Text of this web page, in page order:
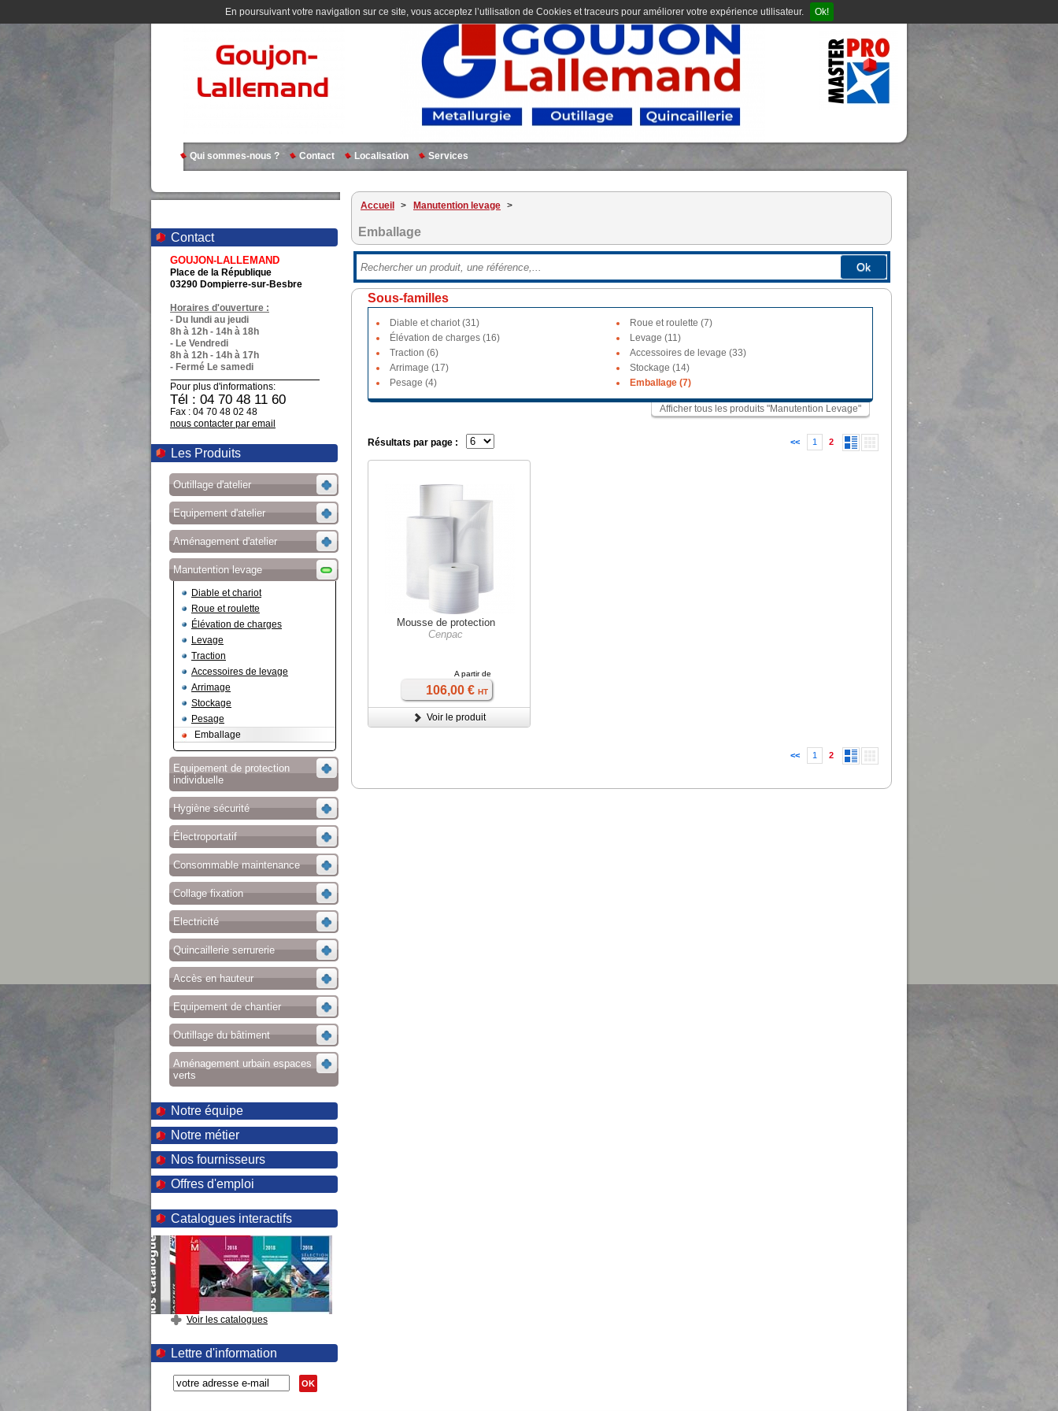
En poursuivant votre navigation sur ce site, vous acceptez l’utilisation de Cookies et traceurs pour améliorer votre expérience utilisateur. Ok!
Qui sommes-nous ? Contact Localisation Services
Contact
GOUJON-LALLEMAND
Place de la République
03290 Dompierre-sur-Besbre
Horaires d'ouverture :
- Du lundi au jeudi
8h à 12h - 14h à 18h
- Le Vendredi
8h à 12h - 14h à 17h
- Fermé Le samedi
Pour plus d'informations:
Tél : 04 70 48 11 60
Fax : 04 70 48 02 48
nous contacter par email
Les Produits
Outillage d'atelier
Equipement d'atelier
Aménagement d'atelier
Manutention levage
Diable et chariot
Roue et roulette
Élévation de charges
Levage
Traction
Accessoires de levage
Arrimage
Stockage
Pesage
Emballage
Equipement de protection
individuelle
Hygiène sécurité
Électroportatif
Consommable maintenance
Collage fixation
Electricité
Quincaillerie serrurerie
Accès en hauteur
Equipement de chantier
Outillage du bâtiment
Aménagement urbain espaces
verts
Notre équipe
Notre métier
Nos fournisseurs
Offres d'emploi
Catalogues interactifs
Voir les catalogues
Lettre d'information
OK
Accueil > Manutention levage >
Emballage
Ok
Sous-familles
Diable et chariot (31)
Roue et roulette (7)
Élévation de charges (16)
Levage (11)
Traction (6)
Accessoires de levage (33)
Arrimage (17)
Stockage (14)
Pesage (4)
Emballage (7)
Afficher tous les produits "Manutention Levage"
Résultats par page : << 1 2
Mousse de protection
Cenpac
A partir de
106,00 € HT
Voir le produit
<< 1 2